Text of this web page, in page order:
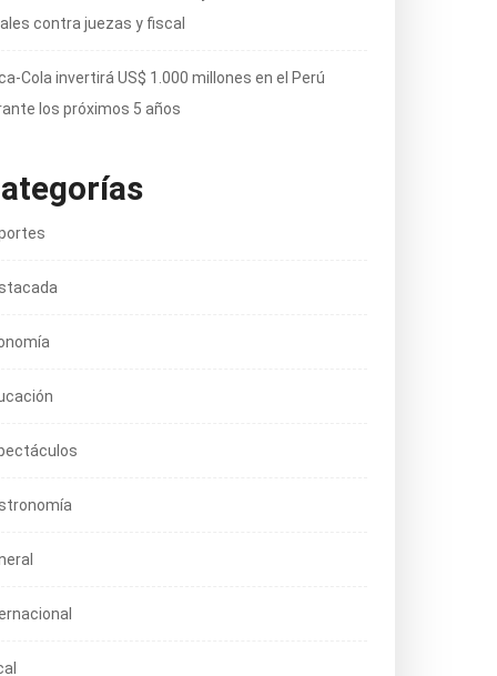
contra juezas y fiscal
Cola invertirá US$ 1.000 millones en el Perú
los próximos 5 años